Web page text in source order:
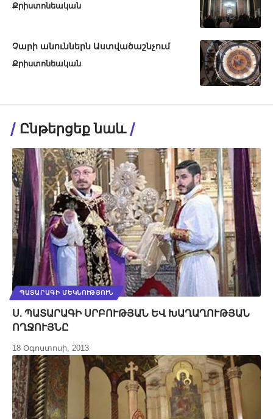
Քրիստոնեական
Չարի անուններն Աստվածաշնչում
Քրիստոնեական
Ընթերցեք նաև
ՊԱՏԱՐԱԳԻ ՄԵԿՆՈՒԹՅՈՒՆ
Ս. ՊԱՏԱՐԱԳԻ ՍՐԲՈՒԹՅԱՆ ԵՎ ԽԱՂԱՂՈՒԹՅԱՆ
ՈՂՋՈՒՅՆԸ
18 Օգոստոսի, 2013